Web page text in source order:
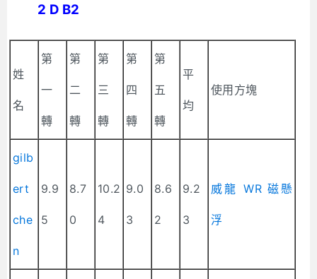
2 D B2
姓
名
第
一
轉
第
二
轉
第
三
轉
第
四
轉
第
五
轉
平
均
使用方塊
gilb
ert
che
n
9.9
5
8.7
0
10.2
4
9.0
3
8.6
2
9.2
3
威龍 WR 磁懸
浮